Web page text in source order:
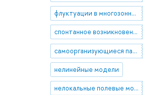
флуктуации в многозонных сверхпроводниках
спонтанное возникновение структурной сложности
самоорганизующиеся паттерны
нелинейные модели
нелокальные полевые модели